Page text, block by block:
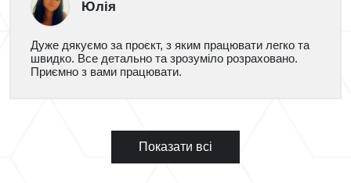
Юлія
Дуже дякуємо за проєкт, з яким працювати легко та
швидко. Все детально та зрозуміло розраховано.
Приємно з вами працювати.
Показати всі